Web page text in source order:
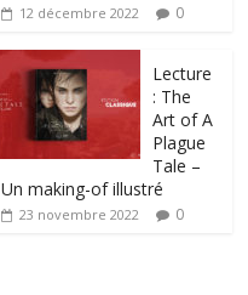
12 décembre 2022 0
Lecture
: The
Art of A
Plague
Tale –
Un making-of illustré
23 novembre 2022 0